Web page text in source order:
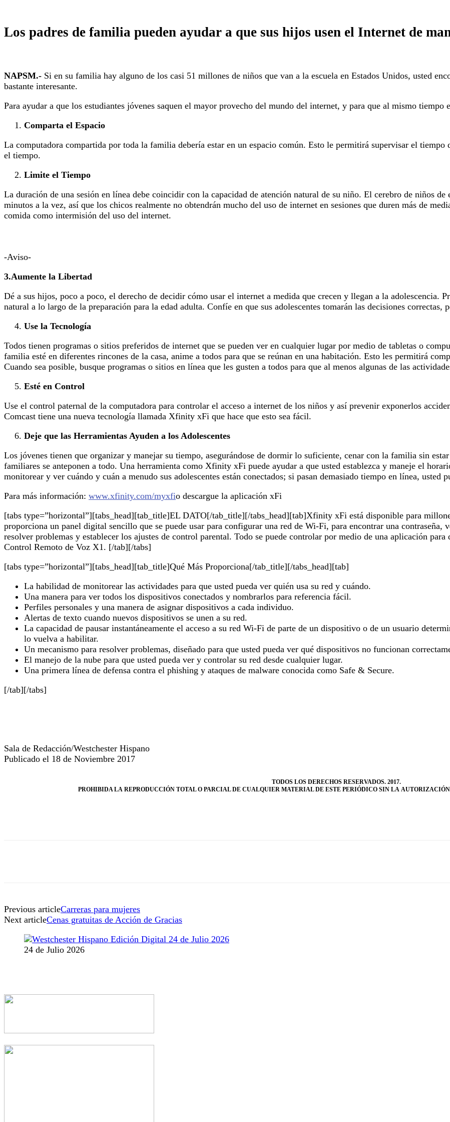
Los padres de familia pueden ayudar a que sus hijos usen el Internet de
NAPSM.- Si en su familia hay alguno de los casi 51 millones de niños que van a la escuela en Estados Unidos, usted
bastante interesante.
Para ayudar a que los estudiantes jóvenes saquen el mayor provecho del mundo del internet, y para que al mismo tiempo
Comparta el Espacio
La computadora compartida por toda la familia debería estar en un espacio común. Esto le permitirá supervisar el
el tiempo.
Limite el Tiempo
La duración de una sesión en línea debe coincidir con la capacidad de atención natural de su niño. El cerebro de niños de
minutos a la vez, así que los chicos realmente no obtendrán mucho del uso de internet en sesiones que duren más de
comida como intermisión del uso del internet.
-Aviso-
3.Aumente la Libertad
Dé a sus hijos, poco a poco, el derecho de decidir cómo usar el internet a medida que crecen y llegan a la adolescencia.
natural a lo largo de la preparación para la edad adulta. Confíe en que sus adolescentes tomarán las decisiones correctas,
Use la Tecnología
Todos tienen programas o sitios preferidos de internet que se pueden ver en cualquier lugar por medio de tabletas o
familia esté en diferentes rincones de la casa, anime a todos para que se reúnan en una habitación. Esto les permitirá
Cuando sea posible, busque programas o sitios en línea que les gusten a todos para que al menos algunas de las
Esté en Control
Use el control paternal de la computadora para controlar el acceso a internet de los niños y así prevenir exponerlos
Comcast tiene una nueva tecnología llamada Xfinity xFi que hace que esto sea fácil.
Deje que las Herramientas Ayuden a los Adolescentes
Los jóvenes tienen que organizar y manejar su tiempo, asegurándose de dormir lo suficiente, cenar con la familia sin
familiares se anteponen a todo. Una herramienta como Xfinity xFi puede ayudar a que usted establezca y maneje el
monitorear y ver cuándo y cuán a menudo sus adolescentes están conectados; si pasan demasiado tiempo en línea, usted
Para más información: www.xfinity.com/myxfio descargue la aplicación xFi
[tabs type=”horizontal”][tabs_head][tab_title]EL DATO[/tab_title][/tabs_head][tab]Xfinity xFi está disponible para
proporciona un panel digital sencillo que se puede usar para configurar una red de Wi-Fi, para encontrar una contraseña,
resolver problemas y establecer los ajustes de control parental. Todo se puede controlar por medio de una aplicación
Control Remoto de Voz X1. [/tab][/tabs]
[tabs type=”horizontal”][tabs_head][tab_title]Qué Más Proporciona[/tab_title][/tabs_head][tab]
La habilidad de monitorear las actividades para que usted pueda ver quién usa su red y cuándo.
Una manera para ver todos los dispositivos conectados y nombrarlos para referencia fácil.
Perfiles personales y una manera de asignar dispositivos a cada individuo.
Alertas de texto cuando nuevos dispositivos se unen a su red.
La capacidad de pausar instantáneamente el acceso a su red Wi-Fi de parte de un dispositivo o de un usuario
lo vuelva a habilitar.
Un mecanismo para resolver problemas, diseñado para que usted pueda ver qué dispositivos no funcionan
El manejo de la nube para que usted pueda ver y controlar su red desde cualquier lugar.
Una primera línea de defensa contra el phishing y ataques de malware conocida como Safe & Secure.
[/tab][/tabs]
Sala de Redacción/Westchester Hispano
Publicado el 18 de Noviembre 2017
TODOS LOS DERECHOS RESERVADOS. 2017.
PROHIBIDA LA REPRODUCCIÓN TOTAL O PARCIAL DE CUALQUIER MATERIAL DE ESTE PERIÓDICO SIN LA
Previous articleCarreras para mujeres
Next articleCenas gratuitas de Acción de Gracias
24 de Julio 2026